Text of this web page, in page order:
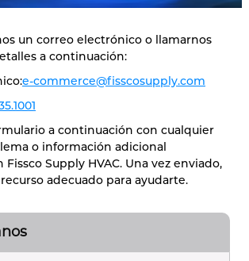
un correo electrónico o llamarnos
a continuación:
e-commerce@fisscosupply.com
a continuación con cualquier
o información adicional
Fissco Supply HVAC. Una vez enviado,
adecuado para ayudarte.